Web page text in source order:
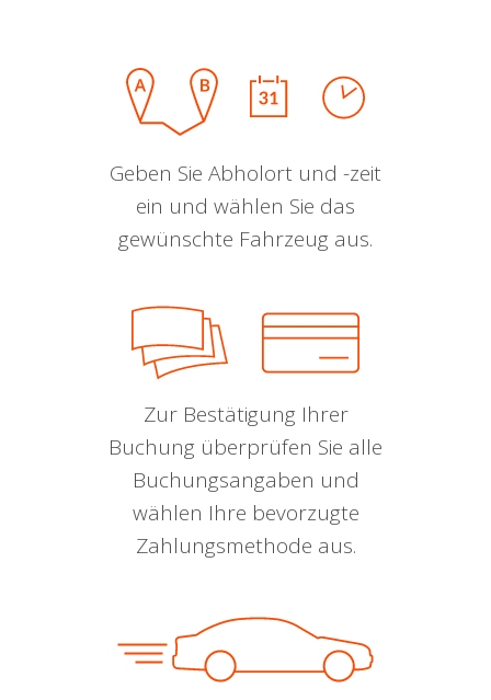
Geben Sie Abholort und -zeit
ein und wählen Sie das
gewünschte Fahrzeug aus.
Zur Bestätigung Ihrer
Buchung überprüfen Sie alle
Buchungsangaben und
wählen Ihre bevorzugte
Zahlungsmethode aus.